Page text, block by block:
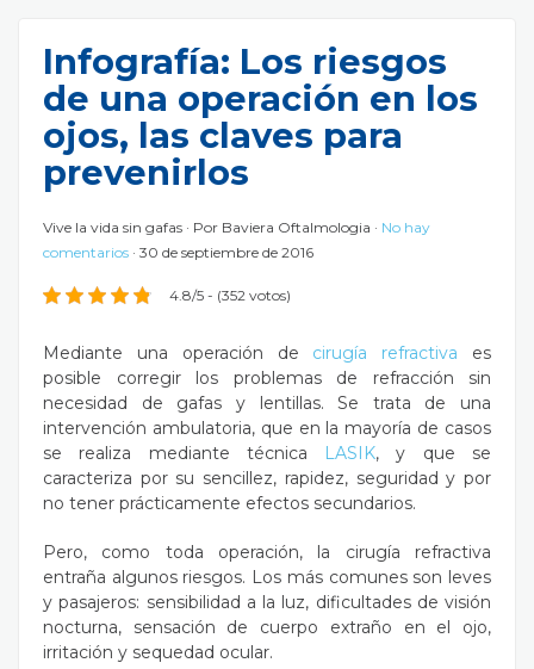
Infografía: Los riesgos
de una operación en los
ojos, las claves para
prevenirlos
Vive la vida sin gafas Por Baviera Oftalmologia
No hay
comentarios 30 de septiembre de 2016
4.8/5 - (352 votos)
Mediante una operación de cirugía refractiva es
posible corregir los problemas de refracción sin
necesidad de gafas y lentillas. Se trata de una
intervención ambulatoria, que en la mayoría de casos
se realiza mediante técnica
LASIK, y que se
caracteriza por su sencillez, rapidez, seguridad y por
no tener prácticamente efectos secundarios.
Pero, como toda operación, la cirugía refractiva
entraña algunos riesgos. Los más comunes son leves
y pasajeros: sensibilidad a la luz, dificultades de visión
nocturna, sensación de cuerpo extraño en el ojo,
irritación y sequedad ocular.